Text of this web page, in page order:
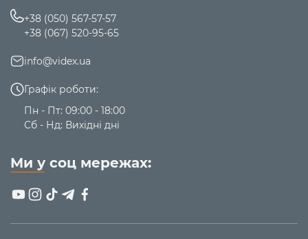
+38 (050) 567-57-57
+38 (067) 520-95-65
info@videx.ua
Графік роботи:
Пн - Пт: 09:00 - 18:00
Сб - Нд: Вихідні дні
Ми у соц мережах: